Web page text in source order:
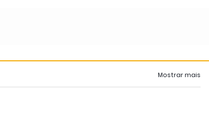
Mostrar mais